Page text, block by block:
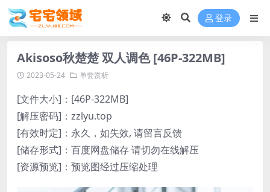
登录
Akisoso秋楚楚 双人调色 [46P-322MB]
2023-05-24 单套赏析
[文件大小]：[46P-322MB]
[解压密码]：zzlyu.top
[有效时定]：永久，如失效, 请留言反馈
[储存形式]：百度网盘储存 请切勿在线解压
[资源预览]：预览图经过压缩处理